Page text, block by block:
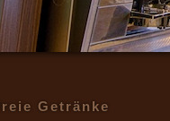
Getränke